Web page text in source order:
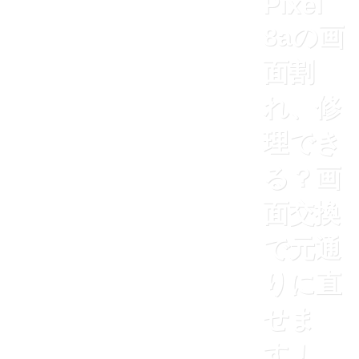
8aの画
面割
れ、修
理でき
る？画
面交換
で元通
りに直
せま